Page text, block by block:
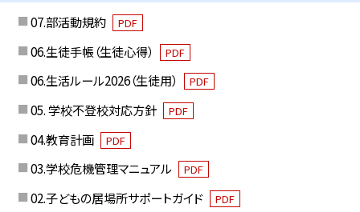
07.部活動規約 PDF
06.生徒手帳（生徒心得） PDF
06.生活ルール2026（生徒用） PDF
05. 学校不登校対応方針 PDF
04.教育計画 PDF
03.学校危機管理マニュアル PDF
02.子どもの居場所サポートガイド PDF